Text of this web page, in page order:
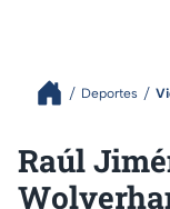
Deportes
Raúl